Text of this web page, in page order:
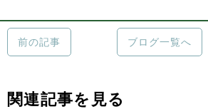
前の記事 ブログ一覧へ
関連記事を見る